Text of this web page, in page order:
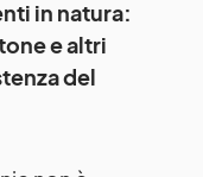
in natura:
e altri
del